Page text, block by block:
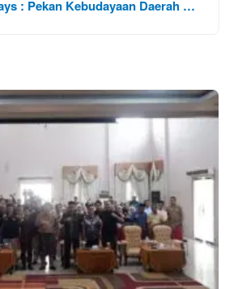
: Pekan Kebudayaan Daerah …